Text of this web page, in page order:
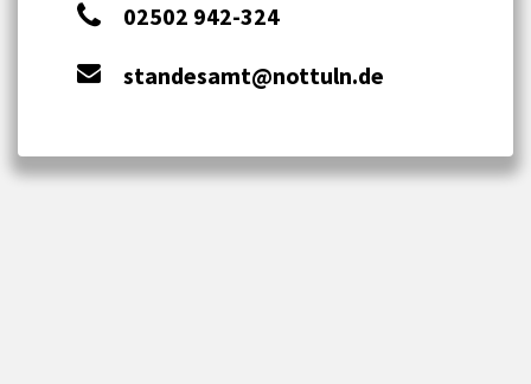
02502 942-324
standesamt@nottuln.de